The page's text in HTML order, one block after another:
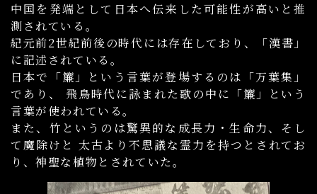
中国を発端として日本へ伝来した可能性が高いと推
測されている。
紀元前2世紀前後の時代には存在しており、「漢書」
に記述されている。
日本で「簾」という言葉が登場するのは「万葉集」
であり、 飛鳥時代に詠まれた歌の中に「簾」という
言葉が使われている。
また、竹というのは驚異的な成⻑力・生命力、そし
て魔除けと 太古より不思議な霊力を持つとされてお
り、神聖な植物とされていた。